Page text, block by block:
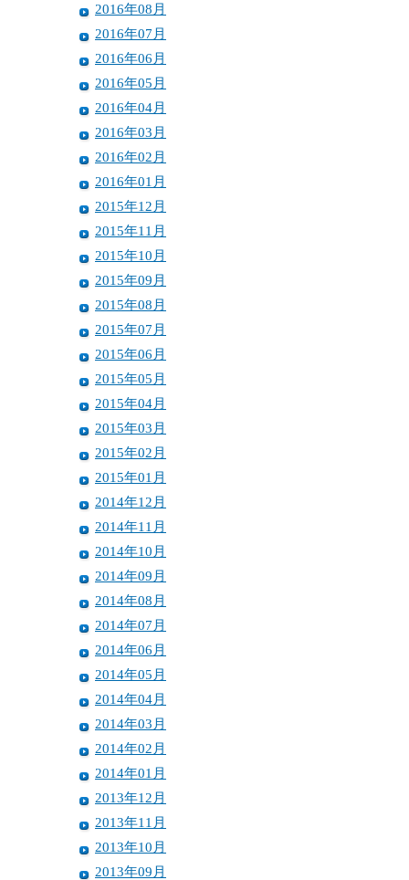
2016年08月
2016年07月
2016年06月
2016年05月
2016年04月
2016年03月
2016年02月
2016年01月
2015年12月
2015年11月
2015年10月
2015年09月
2015年08月
2015年07月
2015年06月
2015年05月
2015年04月
2015年03月
2015年02月
2015年01月
2014年12月
2014年11月
2014年10月
2014年09月
2014年08月
2014年07月
2014年06月
2014年05月
2014年04月
2014年03月
2014年02月
2014年01月
2013年12月
2013年11月
2013年10月
2013年09月